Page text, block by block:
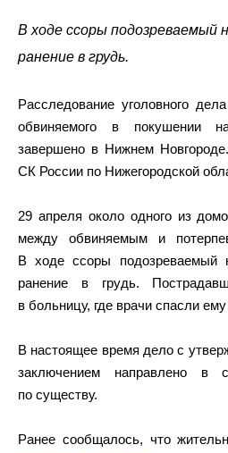
В ходе ссоры подозреваемый
ранение в грудь.
Расследование уголовного
обвиняемого в покушении
завершено в Нижнем
СК России по Нижегородской
29 апреля около одного из
между обвиняемым и
В ходе ссоры подозреваемый
ранение в грудь.
в больницу, где врачи спасли
В настоящее время дело с
заключением направлено в
по существу.
Ранее сообщалось, что